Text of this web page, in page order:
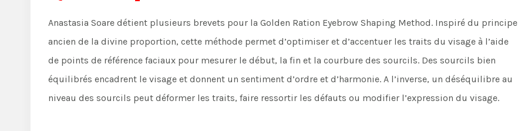
Anastasia Soare détient plusieurs brevets pour la Golden Ration Eyebrow Shaping Method. Inspiré du principe
ancien de la divine proportion, cette méthode permet d’optimiser et d’accentuer les traits du visage à l’aide
de points de référence faciaux pour mesurer le début, la fin et la courbure des sourcils. Des sourcils bien
équilibrés encadrent le visage et donnent un sentiment d’ordre et d’harmonie. A l’inverse, un déséquilibre au
niveau des sourcils peut déformer les traits, faire ressortir les défauts ou modifier l’expression du visage.